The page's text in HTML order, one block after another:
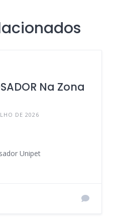
Na Zona
DE 2026
Unipet